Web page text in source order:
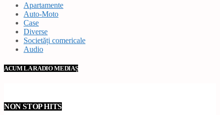
Apartamente
Auto-Moto
Case
Diverse
Societăți comericale
Audio
ACUM LA RADIO MEDIAȘ
NON STOP HITS